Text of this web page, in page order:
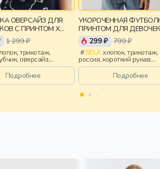
ОВЕРСАЙЗ ДЛЯ
С ПРИНТОМ X
1 299 ₽
оверсайз,
прямые,
свободные, принт,
вырез, мальчики,
Подробнее
УКОРОЧЕННАЯ
ПРИНТОМ ДЛЯ ДЕВОЧЕК
299 ₽ 799 ₽
SELAхлопок, трикотаж,
россия, короткий рукав,
укороченные, короткие,
прилегающие, принт,
круглый вырез, девочки,
Подробнее